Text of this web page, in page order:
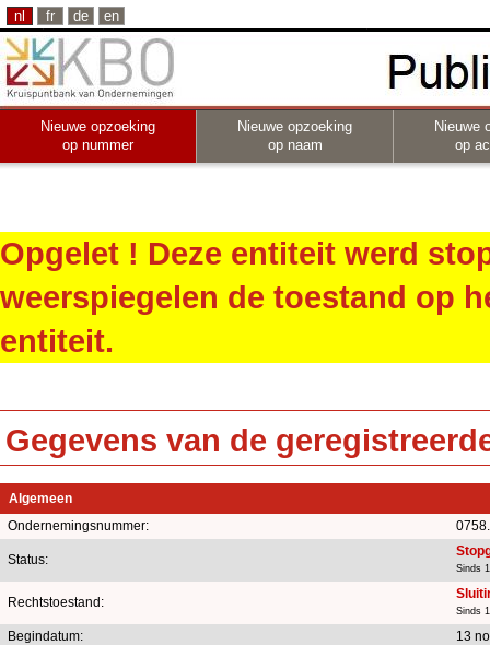
nl fr de en
Nieuwe opzoeking
op nummer
Nieuwe opzoeking
op naam
Nieuwe
op
Opgelet ! Deze entiteit werd
weerspiegelen de toestand op
entiteit.
Gegevens van de
Algemeen
Ondernemingsnummer:
Status:
Sinds
Rechtstoestand:
Sinds
Begindatum: 13